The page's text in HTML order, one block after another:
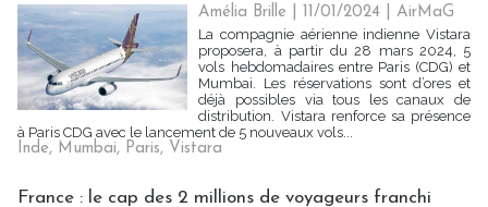
Amélia Brille | 11/01/2024 |AirMaG
La compagnie aérienne indienne Vistara
proposera, à partir du 28 mars 2024, 5
vols hebdomadaires entre Paris (CDG) et
Mumbai. Les réservations sont d’ores et
déjà possibles via tous les canaux de
distribution. Vistara renforce sa présence
à Paris CDG avec le lancement de 5 nouveaux vols...
Inde, Mumbai, Paris, Vistara
France : le cap des 2 millions de voyageurs franchi